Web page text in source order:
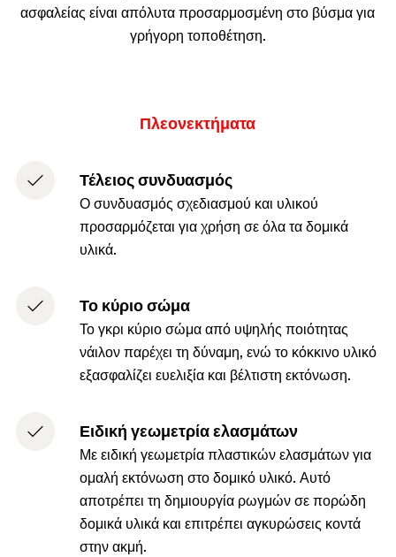
ασφαλείας είναι απόλυτα προσαρμοσμένη στο βύσμα για
γρήγορη τοποθέτηση.
Πλεονεκτήματα
Τέλειος συνδυασμός
Ο συνδυασμός σχεδιασμού και υλικού
προσαρμόζεται για χρήση σε όλα τα δομικά
υλικά.
Το κύριο σώμα
Το γκρι κύριο σώμα από υψηλής ποιότητας
νάιλον παρέχει τη δύναμη, ενώ το κόκκινο υλικό
εξασφαλίζει ευελιξία και βέλτιστη εκτόνωση.
Ειδική γεωμετρία ελασμάτων
Με ειδική γεωμετρία πλαστικών ελασμάτων για
ομαλή εκτόνωση στο δομικό υλικό. Αυτό
αποτρέπει τη δημιουργία ρωγμών σε πορώδη
δομικά υλικά και επιτρέπει αγκυρώσεις κοντά
στην ακμή.